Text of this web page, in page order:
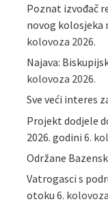
Poznat izvođač
novog kolosjeka
kolovoza 2026.
Najava:
kolovoza 2026.
Sve veći interes
Projekt dodjele
2026. godini 6.
Održane
Vatrogasci s
otoku 6.